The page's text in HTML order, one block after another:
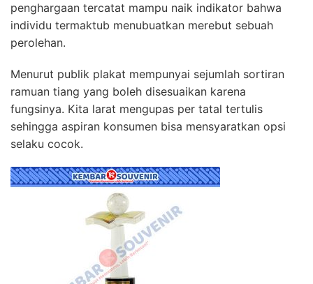
penghargaan tercatat mampu naik indikator bahwa
individu termaktub menubuatkan merebut sebuah
perolehan.
Menurut publik plakat mempunyai sejumlah sortiran
ramuan tiang yang boleh disesuaikan karena
fungsinya. Kita larat mengupas per tatal tertulis
sehingga aspiran konsumen bisa mensyaratkan opsi
selaku cocok.